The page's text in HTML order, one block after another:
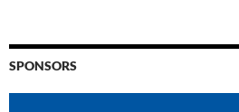
SPONSORS